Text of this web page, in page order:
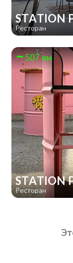
STATION
Ресторан
507 км
STATION
Ресторан